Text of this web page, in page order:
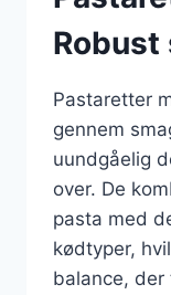
Robust
Pastaretter
gennem
uundgåelig
over. De
pasta med
kødtyper,
balance,